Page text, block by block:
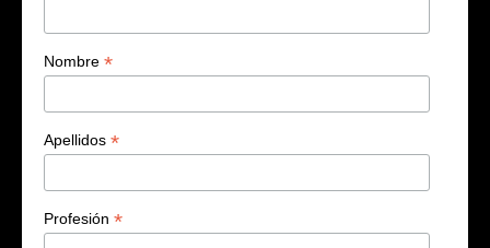
Nombre *
Apellidos *
Profesión *